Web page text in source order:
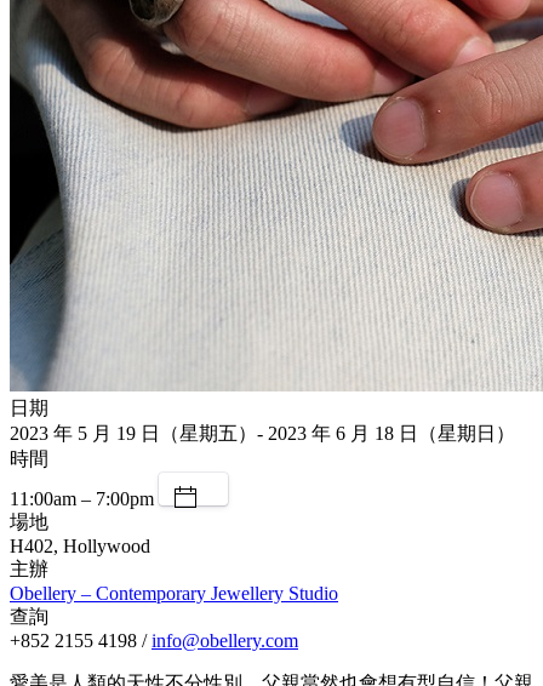
日期
2023 年 5 月 19 日（星期五）- 2023 年 6 月 18 日（星期日）
時間
11:00am – 7:00pm
場地
H402, Hollywood
主辦
Obellery – Contemporary Jewellery Studio
查詢
+852 2155 4198 /info@obellery.com